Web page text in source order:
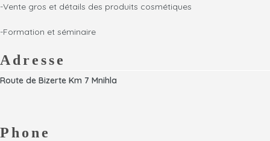
convient à tous les types de
aucune réaction.
de la kératine.
-Vente gros et détails des produits cosmétiques
-Formation et séminaire
Adresse
Route de Bizerte Km 7 Mnihla
Phone